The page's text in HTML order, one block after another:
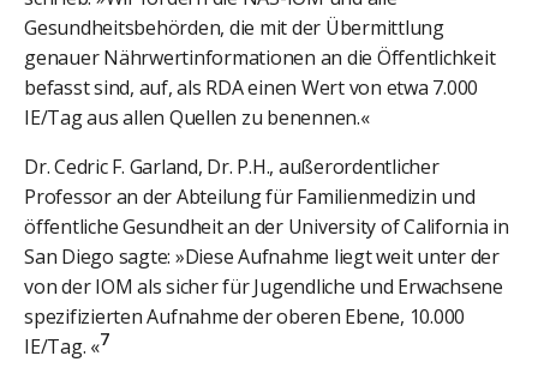
Gesundheitsbehörden, die mit der Übermittlung
genauer Nährwertinformationen an die Öffentlichkeit
befasst sind, auf, als RDA einen Wert von etwa 7.000
IE/Tag aus allen Quellen zu benennen.«
Dr. Cedric F. Garland, Dr. P.H., außerordentlicher
Professor an der Abteilung für Familienmedizin und
öffentliche Gesundheit an der University of California in
San Diego sagte: »Diese Aufnahme liegt weit unter der
von der IOM als sicher für Jugendliche und Erwachsene
spezifizierten Aufnahme der oberen Ebene, 10.000
IE/Tag. «7